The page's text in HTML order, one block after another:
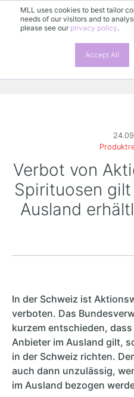
MLL uses cookies to best tailor
needs of our visitors and to
please see our privacy policy.
Accept All
Verbot von
Spirituosen
Ausland
In der Schweiz ist
verboten. Das
kurzem entschieden,
Anbieter im Ausland gilt,
in der Schweiz richten.
auch dann unzulässig,
im Ausland bezogen